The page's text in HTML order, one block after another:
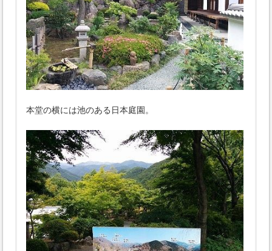
本堂の横には池のある日本庭園。